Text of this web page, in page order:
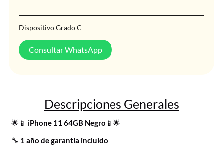
Dispositivo Grado C
Consultar WhatsApp
Descripciones Generales
🌟📱 iPhone 11 64GB Negro 📱🌟
🔧 1 año de garantía incluido